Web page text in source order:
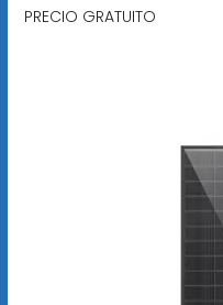
PRECIO GRATUITO